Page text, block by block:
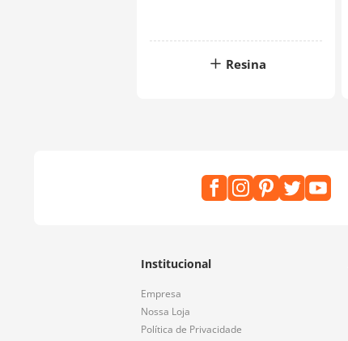
Resina
Institucional
Empresa
Nossa Loja
Política de Privacidade